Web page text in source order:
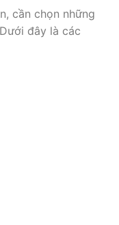
cần chọn những
đây là các